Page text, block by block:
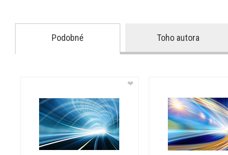
Podobné Toho autora
❤